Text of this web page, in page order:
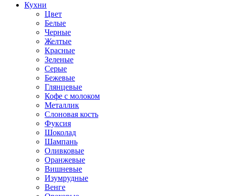
Кухни
Цвет
Белые
Черные
Желтые
Красные
Зеленые
Серые
Бежевые
Глянцевые
Кофе с молоком
Металлик
Слоновая кость
Фуксия
Шоколад
Шампань
Оливковые
Оранжевые
Вишневые
Изумрудные
Венге